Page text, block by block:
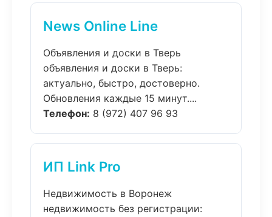
News Online Line
Объявления и доски в Тверь
объявления и доски в Тверь:
актуально, быстро, достоверно.
Обновления каждые 15 минут....
Телефон: 8 (972) 407 96 93
ИП Link Pro
Недвижимость в Воронеж
недвижимость без регистрации: